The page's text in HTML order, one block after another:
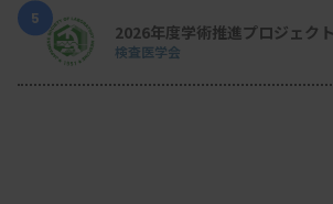
5
2026年度学術推進プロジェク
検査医学会